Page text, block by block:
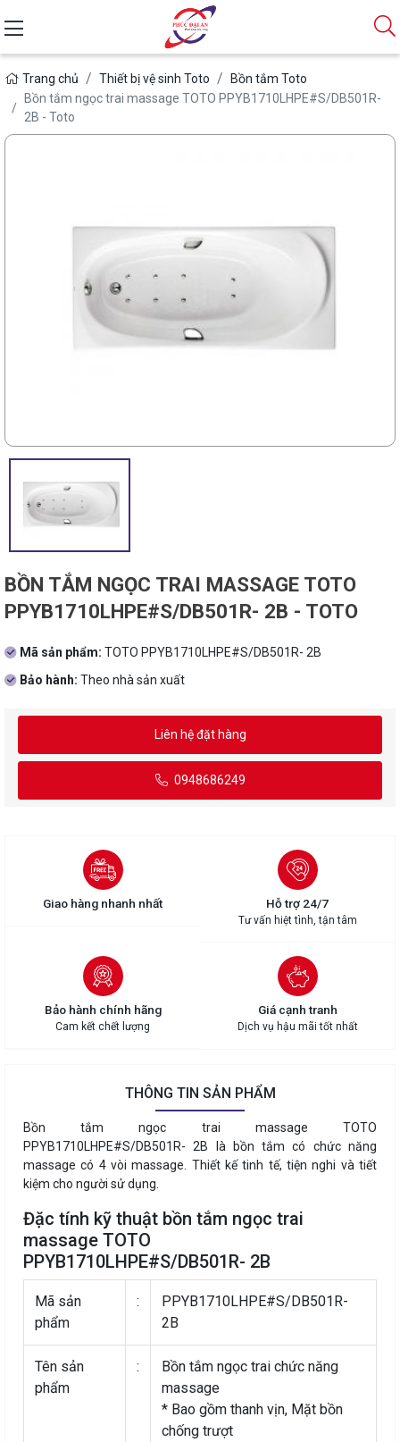
Trang chủ Thiết bị vệ sinh Toto
Bồn tắm Toto
Bồn tắm ngọc trai massage TOTO PPYB1710LHPE#S/DB501R-
2B - Toto
BỒN TẮM NGỌC TRAI MASSAGE TOTO
PPYB1710LHPE#S/DB501R- 2B - TOTO
Mã sản phẩm: TOTO PPYB1710LHPE#S/DB501R- 2B
Bảo hành: Theo nhà sản xuất
Liên hệ đặt hàng
0948686249
Giao hàng nhanh nhất Hỗ trợ 24/7
Tư vấn hiệt tình, tận tâm
Bảo hành chính hãng
Cam kết chết lượng
Giá cạnh tranh
Dịch vụ hậu mãi tốt nhất
THÔNG TIN SẢN PHẨM
Bồn tắm ngọc trai massage TOTO
PPYB1710LHPE#S/DB501R- 2B là bồn tắm có chức năng
massage có 4 vòi massage. Thiết kế tinh tế, tiện nghi và tiết
kiệm cho người sử dụng.
Đặc tính kỹ thuật bồn tắm ngọc trai
massage TOTO
PPYB1710LHPE#S/DB501R- 2B
Mã sản
phẩm
:
PPYB1710LHPE#S/DB501R-
2B
Tên sản
phẩm
:
Bồn tắm ngọc trai chức năng
massage
* Bao gồm thanh vịn, Mặt bồn
chống trượt